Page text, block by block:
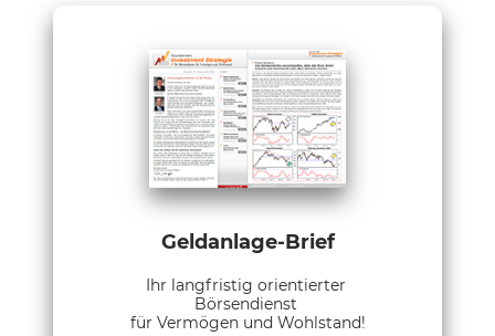
Geldanlage-Brief
Ihr langfristig orientierter
Börsendienst
für Vermögen und Wohlstand!